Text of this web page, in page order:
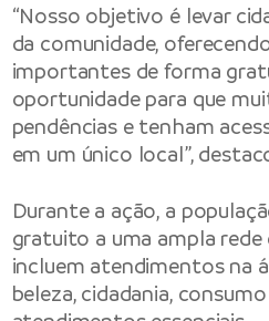
“Nosso objetivo é levar
da comunidade,
importantes de forma
oportunidade para que
pendências e tenham
em um único local”,
Durante a ação, a
gratuito a uma ampla rede
incluem atendimentos na
beleza, cidadania,